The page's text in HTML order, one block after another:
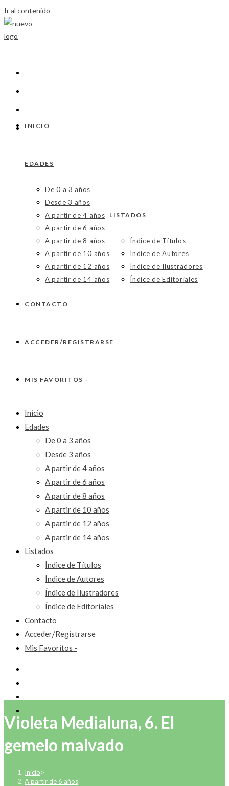
Ir al contenido
INICIO
EDADES
De 0 a 3 años
Desde 3 años
A partir de 4 años
A partir de 6 años
A partir de 8 años
A partir de 10 años
A partir de 12 años
A partir de 14 años
LISTADOS
Índice de Títulos
Índice de Autores
Índice de Ilustradores
Índice de Editoriales
CONTACTO
ACCEDER/REGISTRARSE
MIS FAVORITOS -
Inicio
Edades
De 0 a 3 años
Desde 3 años
A partir de 4 años
A partir de 6 años
A partir de 8 años
A partir de 10 años
A partir de 12 años
A partir de 14 años
Listados
Índice de Títulos
Índice de Autores
Índice de Ilustradores
Índice de Editoriales
Contacto
Acceder/Registrarse
Mis Favoritos -
Violeta Medialuna, 6. El
gemelo malvado
Inicio>
A partir de 6 años